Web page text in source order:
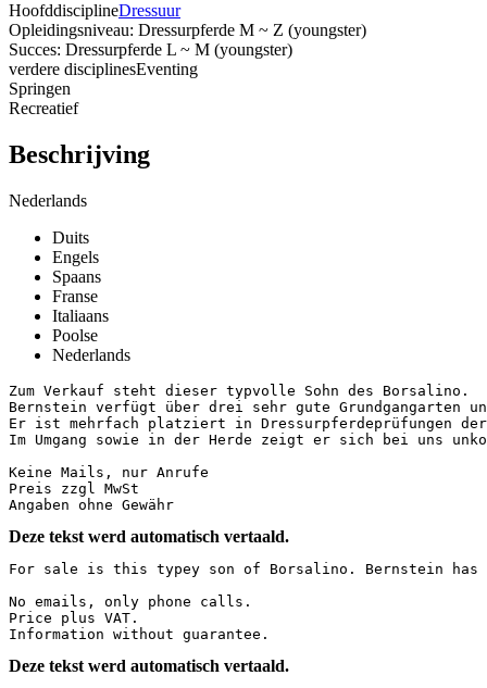
HoofddisciplineDressuur
Opleidingsniveau: Dressurpferde M ~ Z (youngster)
Succes: Dressurpferde L ~ M (youngster)
verdere disciplinesEventing
Springen
Recreatief
Beschrijving
Nederlands
Duits
Engels
Spaans
Franse
Italiaans
Poolse
Nederlands
Zum Verkauf steht dieser typvolle Sohn des Borsalino.
Bernstein verfügt über drei sehr gute Grundgangarten
Er ist mehrfach platziert in Dressurpferdeprüfungen
Im Umgang sowie in der Herde zeigt er sich bei uns
Keine Mails, nur Anrufe
Preis zzgl MwSt
Angaben ohne Gewähr
Deze tekst werd automatisch vertaald.
For sale is this typey son of Borsalino. Bernstein has
No emails, only phone calls.
Price plus VAT.
Information without guarantee.
Deze tekst werd automatisch vertaald.